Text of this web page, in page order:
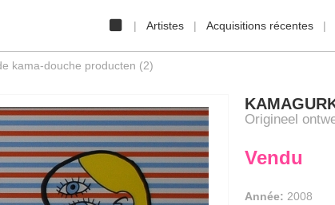
Artistes Acquisitions récentes
kama-douche producten (2)
Origineel
Vendu
Année: 2008